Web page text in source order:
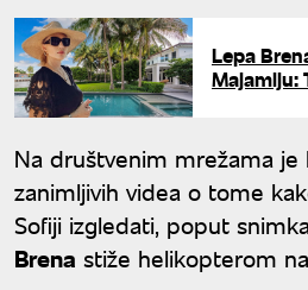
Lepa
Majamiju:
Na društvenim mrežama
zanimljivih videa o tome
Sofiji izgledati, poput
Brena stiže helikopterom